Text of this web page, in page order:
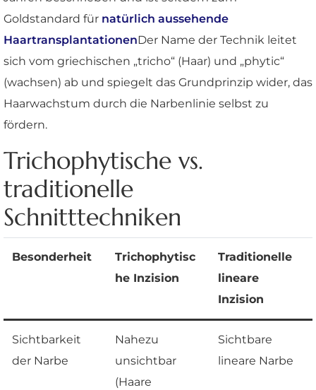
Goldstandard für natürlich aussehende
HaartransplantationenDer Name der Technik leitet
sich vom griechischen „tricho“ (Haar) und „phytic“
(wachsen) ab und spiegelt das Grundprinzip wider, das
Haarwachstum durch die Narbenlinie selbst zu
fördern.
Trichophytische vs.
traditionelle
Schnitttechniken
Besonderheit
Trichophytisc
he Inzision
Traditionelle
lineare
Inzision
Sichtbarkeit
der Narbe
Nahezu
unsichtbar
(Haare
Sichtbare
lineare Narbe